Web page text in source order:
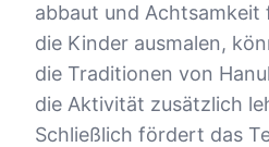
abbaut und Achtsamkeit
die Kinder ausmalen,
die Traditionen von
die Aktivität zusätzlich
Schließlich fördert das